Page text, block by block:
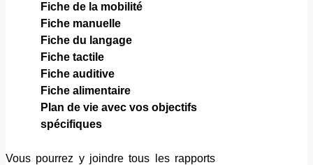
Fiche de la mobilité
Fiche manuelle
Fiche du langage
Fiche tactile
Fiche auditive
Fiche alimentaire
Plan de vie avec vos objectifs
spécifiques
Vous pourrez y joindre tous les rapports